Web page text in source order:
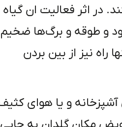
در اثر فعالیت ان گیاه
و طوقه و برگ‌ها ضخیم
نیز از بین بردن
و یا هوای